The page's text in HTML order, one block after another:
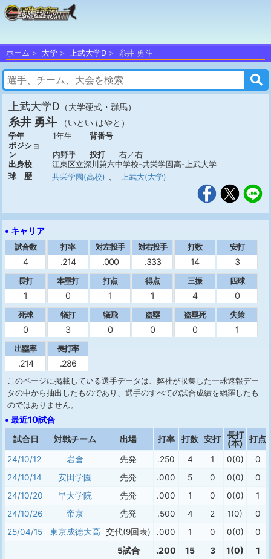
ホーム 大学 上武大学D 糸井 勇斗
上武大学D （大学硬式・群馬）
糸井 勇斗 （いとい はやと）
学年 1年生
背番号
ポジショ
ン
内野手 投打
右／右
出身校
江東区立深川第六中学校-共栄学園高-上武大学
球 歴
共栄学園(高校) 、 上武大(大学)
• キャリア
試合数
4
打率
.214
対左投手
.000
対右投手
.333
打数
14
安打
3
長打
1
本塁打
0
打点
1
得点
1
三振
4
四球
0
死球
0
犠打
3
犠飛
0
盗塁
0
盗塁死
0
失策
1
出塁率
.214
長打率
.286
このページに掲載している選手データは、弊社が収集した一球速報デー
タの中から抽出したものであり、選手のすべての試合成績を網羅したも
のではありません。
• 最近10試合
試合日 対戦チーム 出場 打率 打数 安打
長打
(本)
打点
24/10/12 岩倉 先発 .250 4 1 0(0)
0
24/10/14
安田学園 先発 .000 5 0 0(0)
0
24/10/20
早大学院 先発 .000 1 0 0(0)
1
24/10/26
帝京 先発 .500 4 2 1(0)
0
25/04/15
東京成徳大高 交代(9回表) .000 1 0 0(0) 0
5試合 .200 15 3 1(0) 1